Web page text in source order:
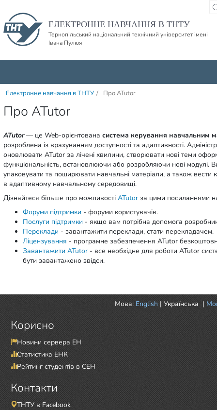
ЕЛЕКТРОННЕ НАВЧАННЯ В ТНТУ
Тернопільський національний технічний університет імені
Івана Пулюя
Електронне навчання в ТНТУ / Про ATutor
Про ATutor
ATutor— це Web-орієнтована система керування навчальним
розроблена із врахуванням доступності та адаптивності.
оновлювати ATutor за лічені хвилини, створювати нові теми
функціональність, встановлюючи або розробляючи нові модулі.
упаковувати та поширювати навчальні матеріали, а також вести
в адаптивному навчальному середовищі.
Дізнайтеся більше про можливості ATutor за цими посиланнями
Форуми підтримки - форуми користувачів.
Послуги підтримки - якщо вам потрібна допомога
Переклади - завантажити переклади, стати перекладачем.
Ліцензування - програмне забезпечення ATutor
Завантажити ATutor - все необхідне для роботи ATutor
бути завантажено звідси.
Мова: English | Українська |
Корисно
Новини сервера ЕН
Статистика ЕНК
Рейтинг студентів в СЕН
Контакти
ТНТУ в Facebook